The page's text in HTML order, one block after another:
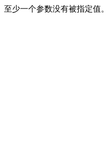
至少一个参数没有被指定值。